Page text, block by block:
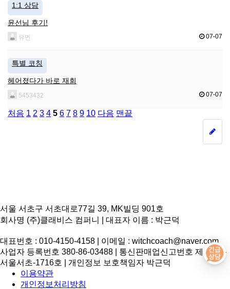
1:1 상담
윤선님 후기!
유인 07-07
특별 코칭
헤어졌다가 바로 재회
5453432 07-07
처음 1 2 3 4 5 6 7 8 9 10 다음 맨끝
서울 서초구 서초대로77길 39, MK빌딩 901호
회사명 (주)클래비스 컴퍼니 | 대표자 이름 : 박근덕
대표번호 : 010-4150-4158 | 이메일 : witchcoach@naver.com
사업자 등록번호 380-86-03488 | 통신판매업신고번호 제 2025-
서울서초-1716호 | 개인정보 보호책임자 박근덕
이용약관
개인정보처리방침